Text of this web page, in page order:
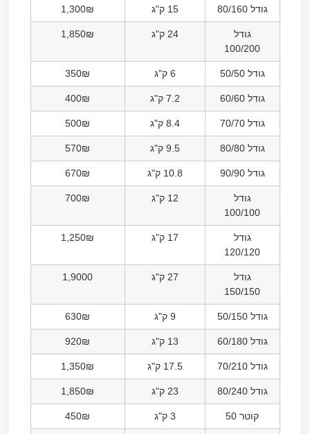
גודל 80/160 15 ק"ג 1,300₪
גודל
100/200
24 ק"ג 1,850₪
גודל 50/50 6 ק"ג 350₪
גודל 60/60 7.2 ק"ג 400₪
גודל 70/70 8.4 ק"ג 500₪
גודל 80/80 9.5 ק"ג 570₪
גודל 90/90 10.8 ק"ג 670₪
גודל
100/100
12 ק"ג 700₪
גודל
120/120
17 ק"ג 1,250₪
גודל
150/150
27 ק"ג 1,9000
גודל 50/150 9 ק"ג 630₪
גודל 60/180 13 ק"ג 920₪
גודל 70/210 17.5 ק"ג 1,350₪
גודל 80/240 23 ק"ג 1,850₪
קוטר 50 3 ק"ג 450₪